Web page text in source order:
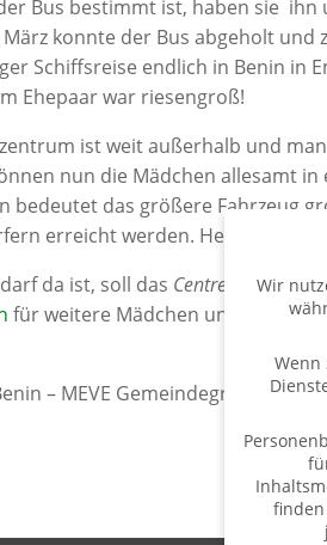
Bus bestimmt ist, haben sie ihn
konnte der Bus abgeholt
Schiffsreise endlich in Benin in
Ehepaar war riesengroß!
ist weit außerhalb und
nun die Mädchen allesamt
bedeutet das größere Fahrzeug
erreicht werden. Herzlichen
da ist, soll das Centre Estherin
für weitere Mädchen und auch
– MEVE Gemeindegründung,
Wir
Wenn